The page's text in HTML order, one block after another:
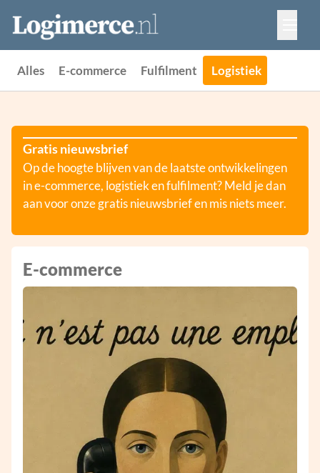
Vacatures
Events
Alles E-commerce Fulfilment Logistiek
Gratis nieuwsbrief
Op de hoogte blijven van de laatste ontwikkelingen
in e-commerce, logistiek en fulfilment? Meld je dan
aan voor onze gratis nieuwsbrief en mis niets meer.
E-commerce